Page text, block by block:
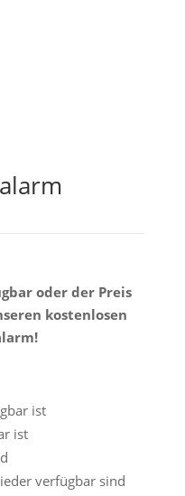
oder der Preis
kostenlosen
ist
ist
verfügbar sind